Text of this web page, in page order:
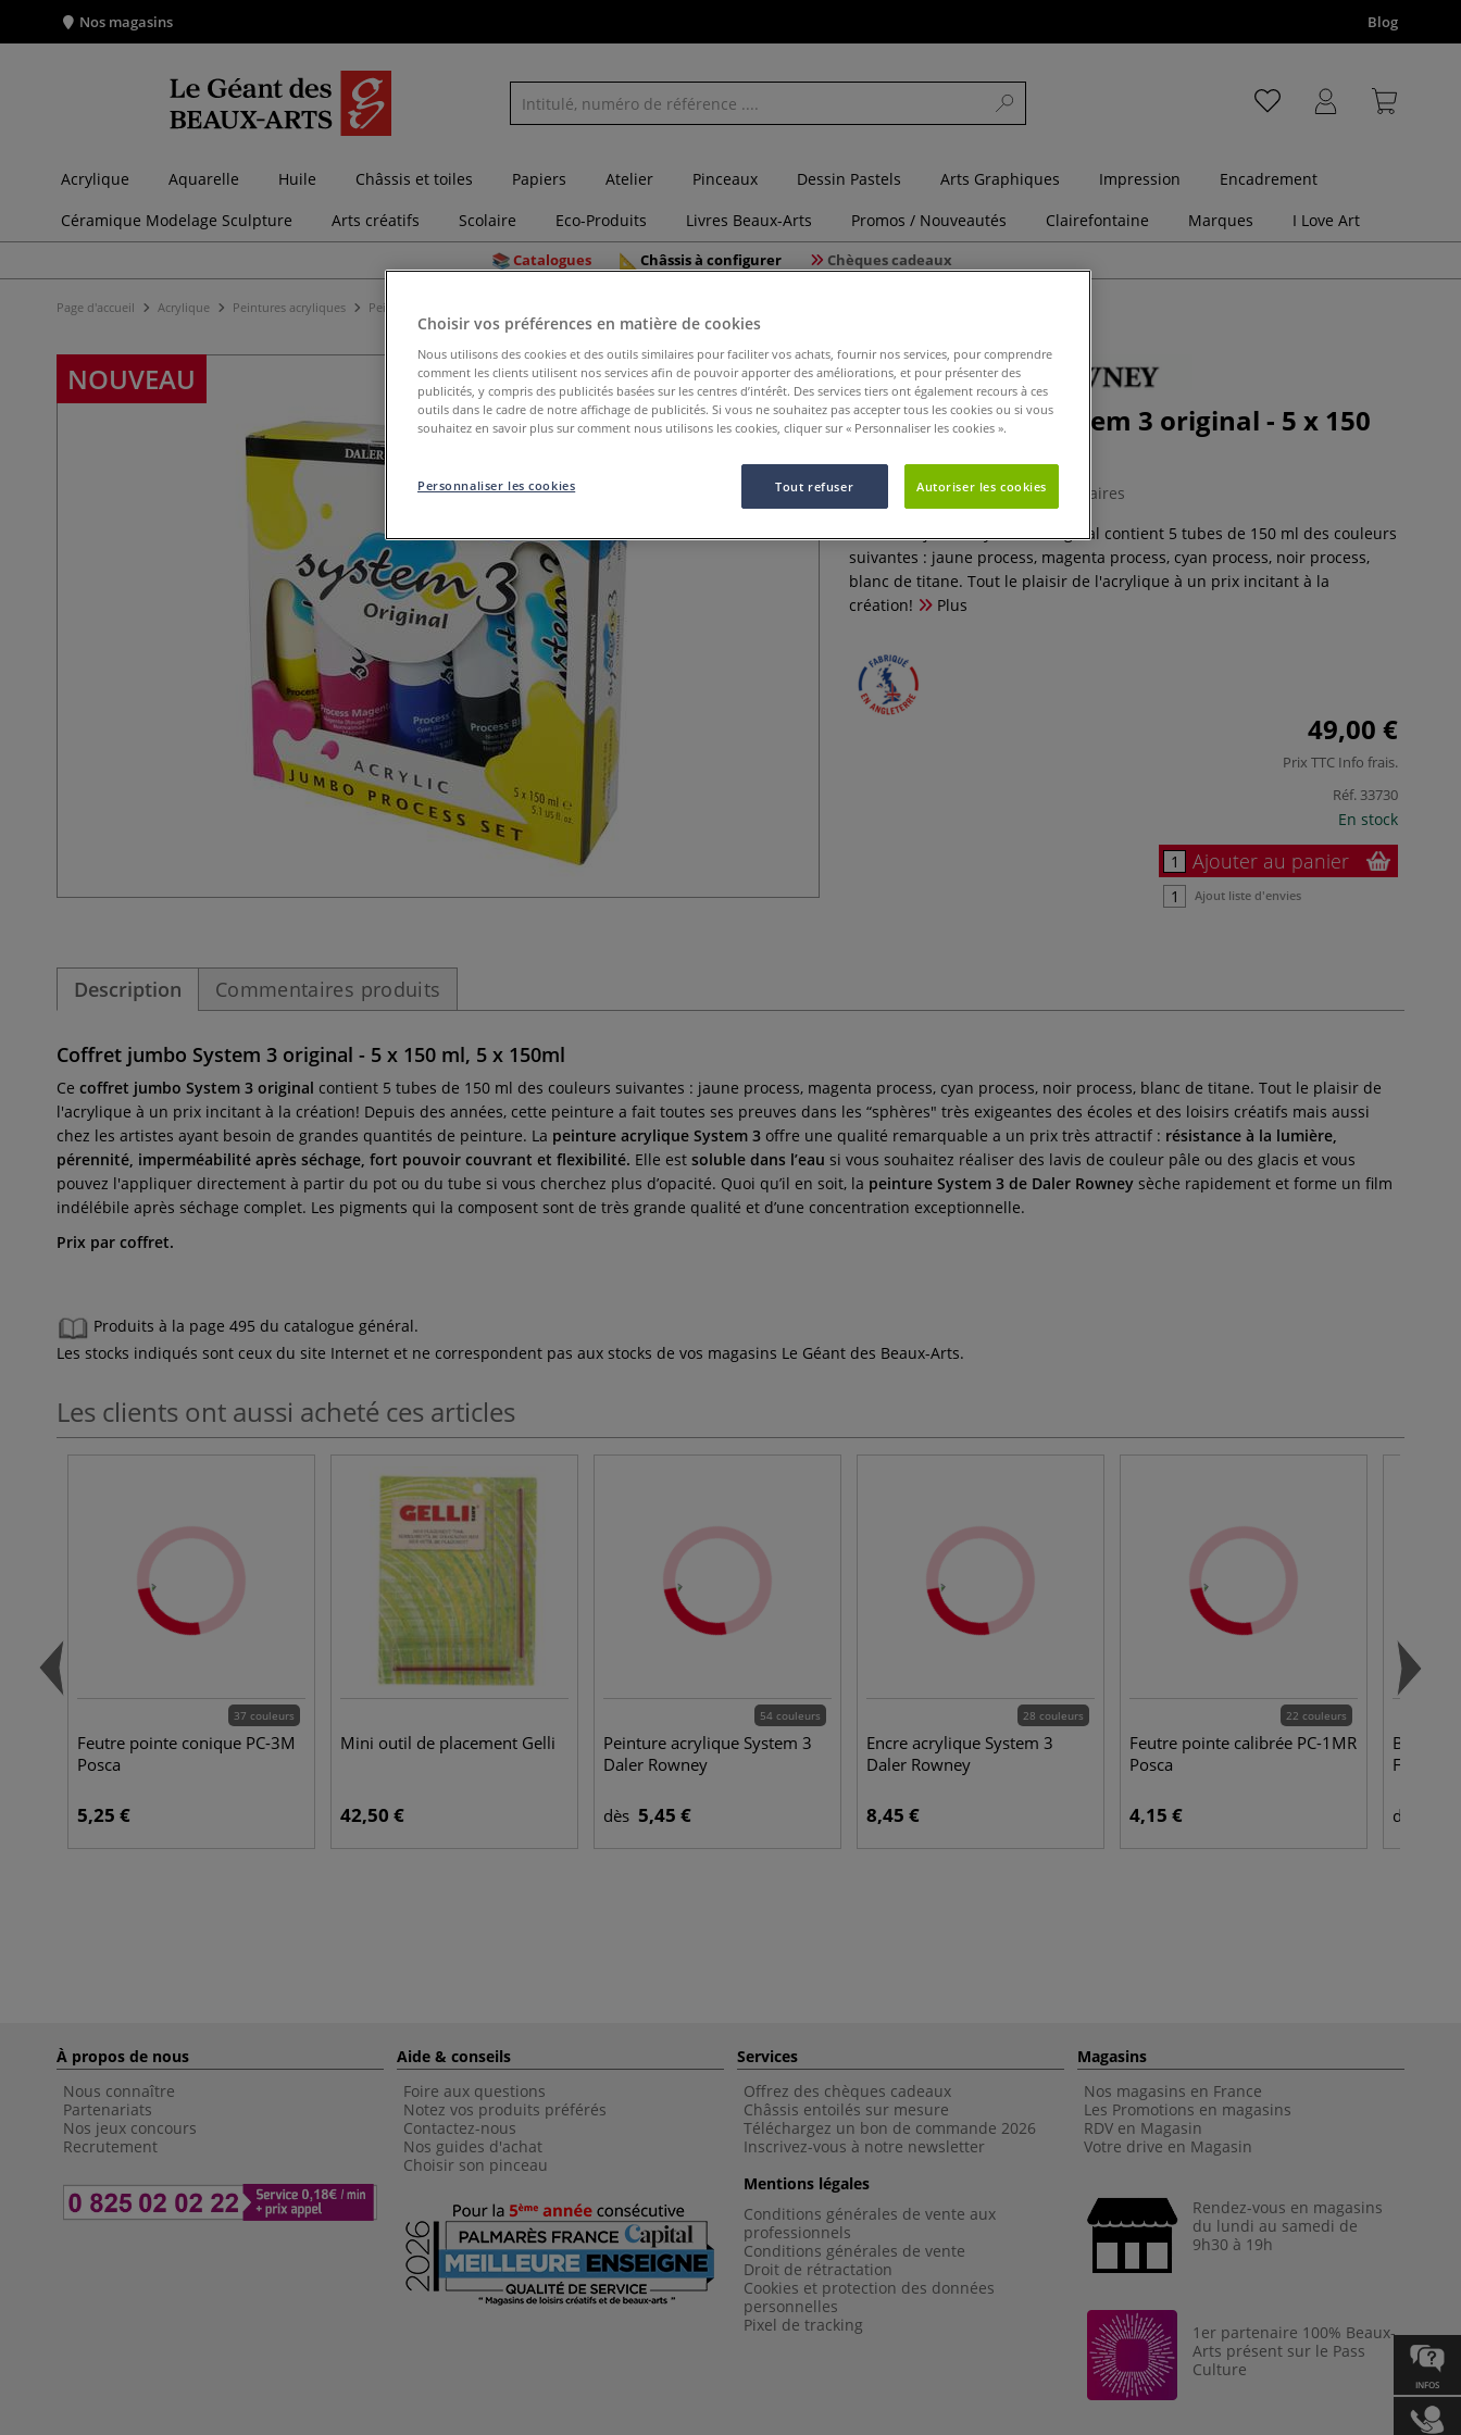
INFOS
Nos magasins Blog
Acrylique Aquarelle Huile Châssis et toiles Papiers Atelier Pinceaux Dessin Pastels Arts Graphiques Impression
Encadrement
Céramique Modelage Sculpture
Arts créatifs Scolaire Eco-Produits Livres Beaux-Arts Promos / Nouveautés Clairefontaine Marques I Love Art
Catalogues Châssis à configurer Chèques cadeaux
Page d'accueil Acrylique Peintures acryliques Peintures acryliques fines
NOUVEAU
Coffret jumbo System 3 original - 5 x 150
0 Commentaires
Ce coffret jumbo System 3 original contient 5 tubes de 150 ml des couleurs
suivantes : jaune process, magenta process, cyan process, noir process,
blanc de titane. Tout le plaisir de l'acrylique à un prix incitant à la
création!
Plus
49,00 €
Prix TTC Info frais.
Réf. 33730
En stock
Ajouter au panier
Ajout liste d'envies
Description Commentaires produits
Coffret jumbo System 3 original - 5 x 150 ml, 5 x 150ml
Ce coffret jumbo System 3 original contient 5 tubes de 150 ml des couleurs suivantes : jaune process, magenta process, cyan process, noir process, blanc de titane. Tout le plaisir de
l'acrylique à un prix incitant à la création! Depuis des années, cette peinture a fait toutes ses preuves dans les “sphères" très exigeantes des écoles et des loisirs créatifs mais aussi
chez les artistes ayant besoin de grandes quantités de peinture. La peinture acrylique System 3 offre une qualité remarquable a un prix très attractif : résistance à la lumière,
pérennité, imperméabilité après séchage, fort pouvoir couvrant et flexibilité. Elle est soluble dans l’eau si vous souhaitez réaliser des lavis de couleur pâle ou des glacis et vous
pouvez l'appliquer directement à partir du pot ou du tube si vous cherchez plus d’opacité. Quoi qu’il en soit, la peinture System 3 de Daler Rowney sèche rapidement et forme un film
indélébile après séchage complet. Les pigments qui la composent sont de très grande qualité et d’une concentration exceptionnelle.
Prix par coffret.
Produits à la page 495 du catalogue général.
Les stocks indiqués sont ceux du site Internet et ne correspondent pas aux stocks de vos magasins Le Géant des Beaux-Arts.
Les clients ont aussi acheté ces articles
37 couleurs
Feutre pointe conique PC-3M
Posca
5,25 €
Mini outil de placement Gelli
42,50 €
54 couleurs
Peinture acrylique System 3
Daler Rowney
dès 5,45 €
28 couleurs
Encre acrylique System 3
Daler Rowney
8,45 €
22 couleurs
Feutre pointe calibrée PC-1MR
Posca
4,15 €
Bloc de
dès
À propos de nous
Nous connaître
Partenariats
Nos jeux concours
Recrutement
Aide & conseils
Foire aux questions
Notez vos produits préférés
Contactez-nous
Nos guides d'achat
Choisir son pinceau
Services
Offrez des chèques cadeaux
Châssis entoilés sur mesure
Téléchargez un bon de commande 2026
Inscrivez-vous à notre newsletter
Mentions légales
Conditions générales de vente aux
professionnels
Conditions générales de vente
Droit de rétractation
Cookies et protection des données
personnelles
Pixel de tracking
Magasins
Nos magasins en France
Les Promotions en magasins
RDV en Magasin
Votre drive en Magasin
Rendez-vous en magasins
du lundi au samedi de
9h30 à 19h
1er partenaire 100% Beaux-
Arts présent sur le Pass
Culture
Choisir vos préférences en matière de cookies
Nous utilisons des cookies et des outils similaires pour faciliter vos achats, fournir nos services, pour comprendre
comment les clients utilisent nos services afin de pouvoir apporter des améliorations, et pour présenter des
publicités, y compris des publicités basées sur les centres d’intérêt. Des services tiers ont également recours à ces
outils dans le cadre de notre affichage de publicités. Si vous ne souhaitez pas accepter tous les cookies ou si vous
souhaitez en savoir plus sur comment nous utilisons les cookies, cliquer sur « Personnaliser les cookies ».
Tout refuser Autoriser les cookies
Personnaliser les cookies